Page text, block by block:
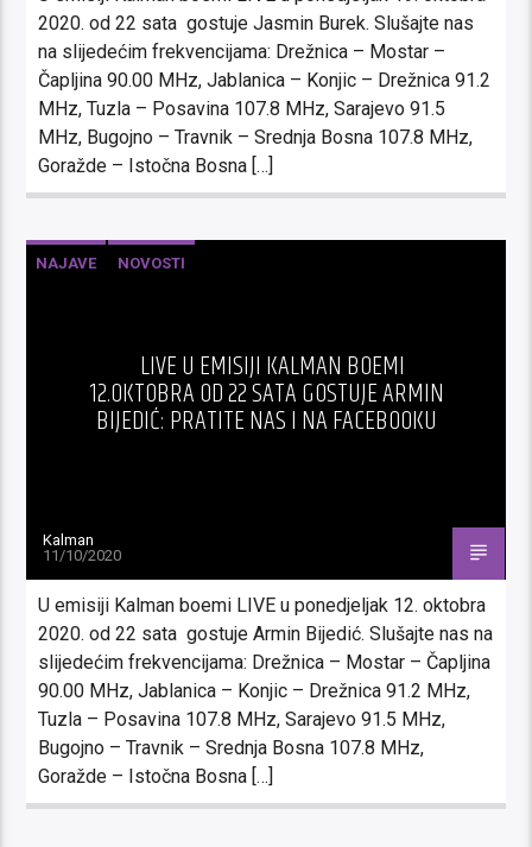
2020. od 22 sata gostuje Jasmin Burek. Slušajte nas
na slijedećim frekvencijama: Drežnica – Mostar –
Čapljina 90.00 MHz, Jablanica – Konjic – Drežnica 91.2
MHz, Tuzla – Posavina 107.8 MHz, Sarajevo 91.5
MHz, Bugojno – Travnik – Srednja Bosna 107.8 MHz,
Goražde – Istočna Bosna […]
NAJAVE NOVOSTI
LIVE U EMISIJI KALMAN BOEMI
12.OKTOBRA OD 22 SATA GOSTUJE ARMIN
BIJEDIĆ: PRATITE NAS I NA FACEBOOKU
Kalman
11/10/2020
U emisiji Kalman boemi LIVE u ponedjeljak 12. oktobra
2020. od 22 sata gostuje Armin Bijedić. Slušajte nas na
slijedećim frekvencijama: Drežnica – Mostar – Čapljina
90.00 MHz, Jablanica – Konjic – Drežnica 91.2 MHz,
Tuzla – Posavina 107.8 MHz, Sarajevo 91.5 MHz,
Bugojno – Travnik – Srednja Bosna 107.8 MHz,
Goražde – Istočna Bosna […]